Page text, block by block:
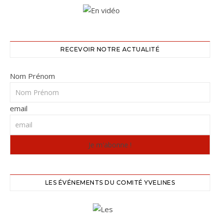
RECEVOIR NOTRE ACTUALITÉ
Nom Prénom
email
LES ÉVÉNEMENTS DU COMITÉ YVELINES